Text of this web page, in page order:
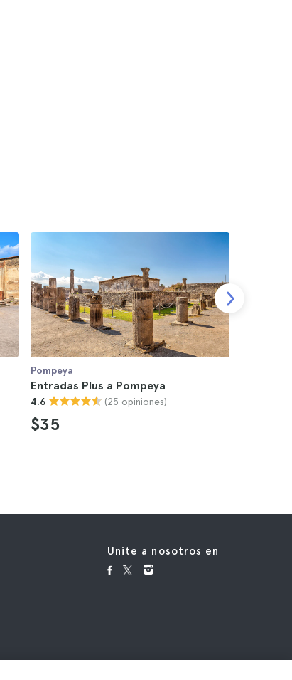
Pompeya
Entradas Plus a Pompeya
4.6 (25 opiniones)
$35
Unite a nosotros en